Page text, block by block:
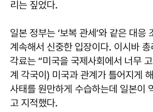
리는 짚었다.
일본 정부는 ‘보복 관세’와 같은 대응
계속해서 신중한 입장이다. 이시바
각료는 “미국을 국제사회에서 너무
계 각국이) 미국과 관계가 틀어지게
사태를 원만하게 수습하는데 일본이
고 지적했다.